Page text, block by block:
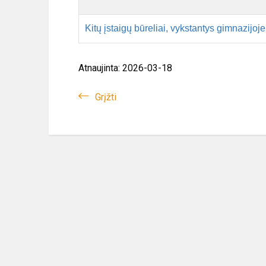
Kitų įstaigų būreliai, vykstantys
Atnaujinta: 2026-03-18
Grįžti